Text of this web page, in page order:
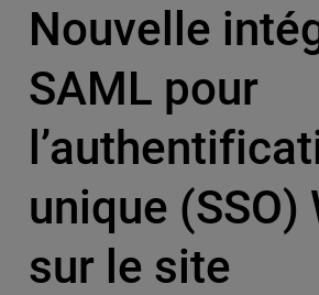
Nouvelle
SAML pour
unique (SSO)
sur le site